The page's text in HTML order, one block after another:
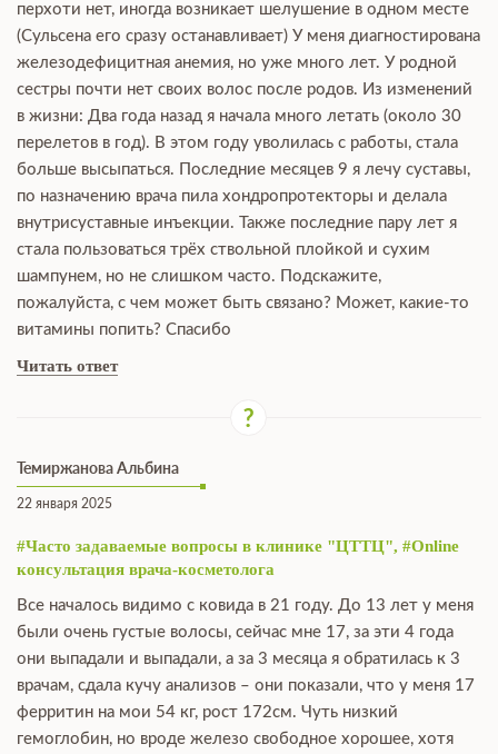
перхоти нет, иногда возникает шелушение в одном месте
(Сульсена его сразу останавливает) У меня диагностирована
железодефицитная анемия, но уже много лет. У родной
сестры почти нет своих волос после родов. Из изменений
в жизни: Два года назад я начала много летать (около 30
перелетов в год). В этом году уволилась с работы, стала
больше высыпаться. Последние месяцев 9 я лечу суставы,
по назначению врача пила хондропротекторы и делала
внутрисуставные инъекции. Также последние пару лет я
стала пользоваться трёх ствольной плойкой и сухим
шампунем, но не слишком часто. Подскажите,
пожалуйста, с чем может быть связано? Может, какие-то
витамины попить? Спасибо
Читать ответ
Темиржанова Альбина
22 января 2025
#Часто задаваемые вопросы в клинике "ЦТТЦ", #Online
консультация врача-косметолога
Все началось видимо с ковида в 21 году. До 13 лет у меня
были очень густые волосы, сейчас мне 17, за эти 4 года
они выпадали и выпадали, а за 3 месяца я обратилась к 3
врачам, сдала кучу анализов – они показали, что у меня 17
ферритин на мои 54 кг, рост 172см. Чуть низкий
гемоглобин, но вроде железо свободное хорошее, хотя